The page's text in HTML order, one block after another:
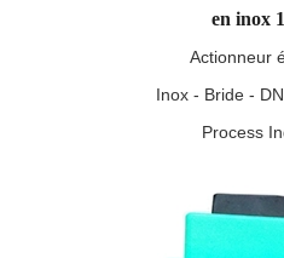
en inox
Actionneur
Inox - Bride -
Process